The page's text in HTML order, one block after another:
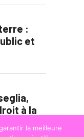
la meilleure